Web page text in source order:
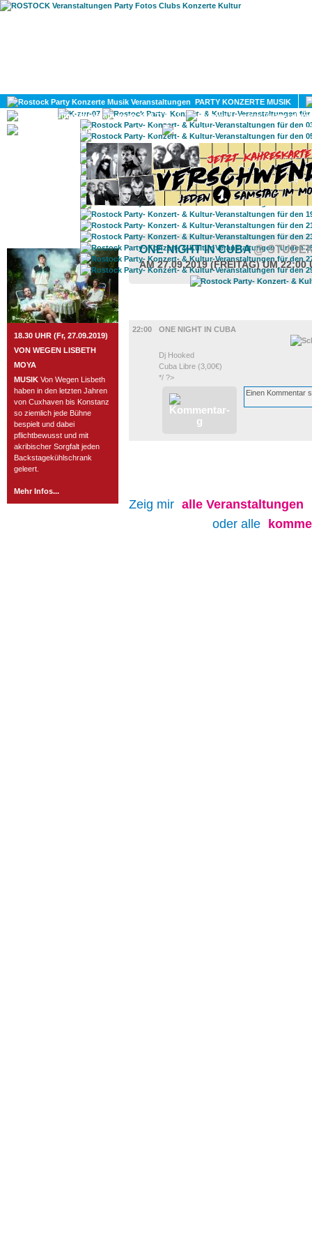
PARTY KONZERTE MUSIK
KULTUR
GAY
ROSTOCK TAGESTIPP
18.30 UHR (Fr, 27.09.2019)
VON WEGEN LISBETH
MOYA
MUSIK Von Wegen Lisbeth
haben in den letzten Jahren
von Cuxhaven bis Konstanz
so ziemlich jede Bühne
bespielt und dabei
pflichtbewusst und mit
akribischer Sorgfalt jeden
Backstagekühlschrank
geleert.
Mehr Infos...
ONE NIGHT IN CUBA@
AM 27.09.2019 (FREITAG) UM 22:00
22:00
ONE NIGHT IN CUBA
Dj Hooked
Cuba Libre (3,00€)
*/ ?>
Zeig mir alle Veranstaltungen
oder alle